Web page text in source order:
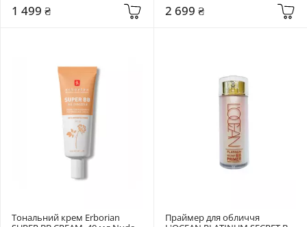
1 499 ₴ 2 699 ₴
Тональний крем Erborian
Праймер для обличчя